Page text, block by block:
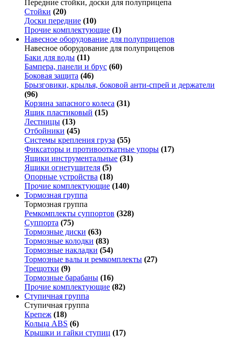
Передние стойки, доски для полуприцепа
Стойки (20)
Доски передние (10)
Прочие комплектующие (1)
Навесное оборудование для полуприцепов
Навесное оборудование для полуприцепов
Баки для воды (11)
Бампера, панели и брус (60)
Боковая защита (46)
Брызговики, крылья, боковой анти-спрей и держатели
(96)
Корзина запасного колеса (31)
Ящик пластиковый (15)
Лестницы (13)
Отбойники (45)
Системы крепления груза (55)
Фиксаторы и противооткатные упоры (17)
Ящики инструментальные (31)
Ящики огнетушителя (5)
Опорные устройства (18)
Прочие комплектующие (140)
Тормозная группа
Тормозная группа
Ремкомплекты суппортов (328)
Суппорта (75)
Тормозные диски (63)
Тормозные колодки (83)
Тормозные накладки (54)
Тормозные валы и ремкомплекты (27)
Трещотки (9)
Тормозные барабаны (16)
Прочие комплектующие (82)
Ступичная группа
Ступичная группа
Крепеж (18)
Кольца ABS (6)
Крышки и гайки ступиц (17)